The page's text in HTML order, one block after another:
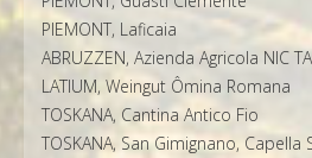
PIEMONT, Laficaia
ABRUZZEN, Azienda Agricola NIC
LATIUM, Weingut Ômina Romana
TOSKANA, Cantina Antico Fio
TOSKANA, San Gimignano, Capella